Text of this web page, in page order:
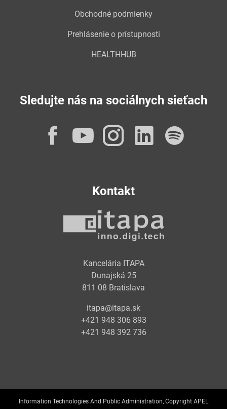
Obchodné podmienky
Prehlásenie o prístupnosti
HEALTHHUB
Sledujte nás na sociálnych sieťach
Facebook
YouTube
Instagram
Kontakt
Kancelária ITAPA
Dunajská 25
811 08 Bratislava
itapa@itapa.sk
+421 948 306 893
+421 948 392 736
Information Technologies And Public Administration, Copyright APEL